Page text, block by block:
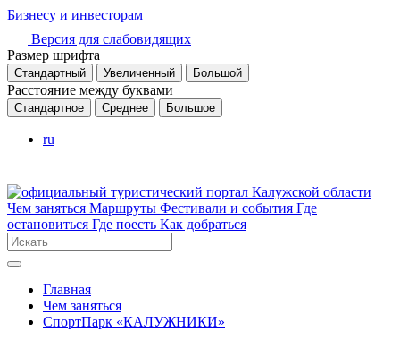
Бизнесу и инвесторам
Версия для слабовидящих
Размер шрифта
Стандартный Увеличенный Большой
Расстояние между буквами
Стандартное Среднее Большое
ru
Чем заняться Маршруты Фестивали и события Где
остановиться Где поесть Как добраться
Главная
Чем заняться
СпортПарк «КАЛУЖНИКИ»